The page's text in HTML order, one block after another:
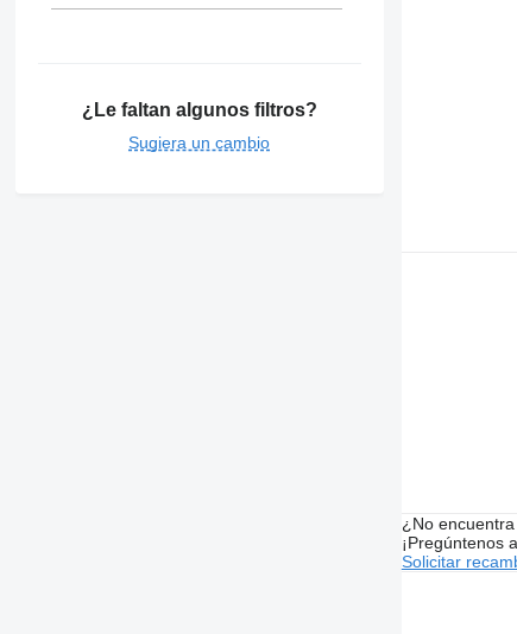
¿Le faltan algunos filtros?
Sugiera un cambio
¿No
¡Pregúntenos
Solicitar